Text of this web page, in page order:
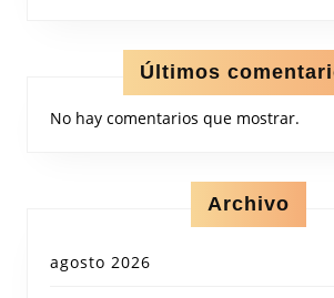
Últimos
No hay comentarios que mostrar.
Archivo
agosto 2026